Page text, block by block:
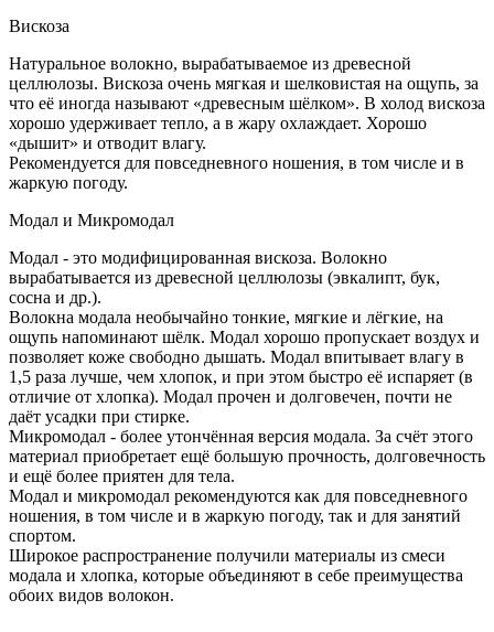
Вискоза
Натуральное волокно, вырабатываемое из древесной
целлюлозы. Вискоза очень мягкая и шелковистая на ощупь, за
что её иногда называют «древесным шёлком». В холод вискоза
хорошо удерживает тепло, а в жару охлаждает. Хорошо
«дышит» и отводит влагу.
Рекомендуется для повседневного ношения, в том числе и в
жаркую погоду.
Модал и Микромодал
Модал - это модифицированная вискоза. Волокно
вырабатывается из древесной целлюлозы (эвкалипт, бук,
сосна и др.).
Волокна модала необычайно тонкие, мягкие и лёгкие, на
ощупь напоминают шёлк. Модал хорошо пропускает воздух и
позволяет коже свободно дышать. Модал впитывает влагу в
1,5 раза лучше, чем хлопок, и при этом быстро её испаряет (в
отличие от хлопка). Модал прочен и долговечен, почти не
даёт усадки при стирке.
Микромодал - более утончённая версия модала. За счёт этого
материал приобретает ещё большую прочность, долговечность
и ещё более приятен для тела.
Модал и микромодал рекомендуются как для повседневного
ношения, в том числе и в жаркую погоду, так и для занятий
спортом.
Широкое распространение получили материалы из смеси
модала и хлопка, которые объединяют в себе преимущества
обоих видов волокон.